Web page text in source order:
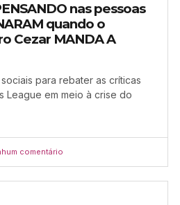
nas pessoas
quando o
Cezar MANDA A
para rebater as críticas
League em meio à crise do
comentário